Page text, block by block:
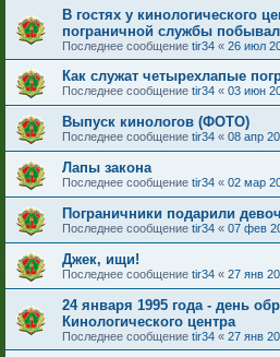
В гостях у кинологического
пограничной службы
Последнее сообщение tir34 « 26 июл
Как служат четырехлапые
Последнее сообщение tir34 « 03 июн
Выпуск кинологов (ФОТО)
Последнее сообщение tir34 « 08 апр
Лапы закона
Последнее сообщение tir34 « 02 мар
Пограничники подарили
Последнее сообщение tir34 « 07 фев
Джек, ищи!
Последнее сообщение tir34 « 27 янв
24 января 1995 года - день
Кинологического центра
Последнее сообщение tir34 « 27 янв